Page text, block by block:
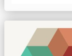
февраля 2015
Вооруженных
России) —
технически